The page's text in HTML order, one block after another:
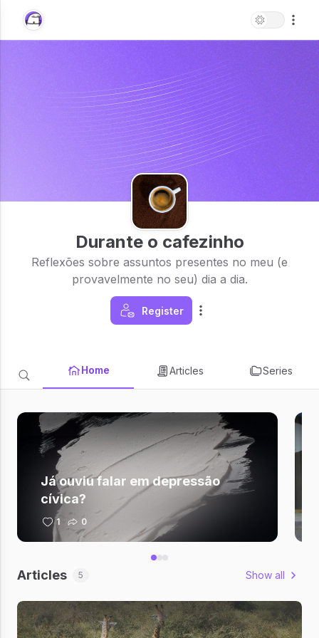
Durante o cafezinho
Reflexões sobre assuntos presentes no meu (e
provavelmente no seu) dia a dia.
Register
Home Articles Series
Já ouviu falar em depressão
cívica?
1 0
Articles 5 Show all